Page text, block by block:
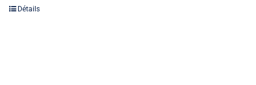
Détails